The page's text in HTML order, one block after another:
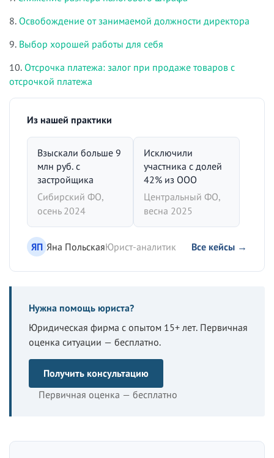
8. Освобождение от занимаемой должности директора
9. Выбор хорошей работы для себя
10. Отсрочка платежа: залог при продаже товаров с
отсрочкой платежа
Из нашей практики
Взыскали больше 9
млн руб. с
застройщика
Сибирский ФО,
осень 2024
Исключили
участника с долей
42% из ООО
Центральный ФО,
весна 2025
ЯП Яна ПольскаяЮрист-аналитик Все кейсы →
Нужна помощь юриста?
Юридическая фирма с опытом 15+ лет. Первичная
оценка ситуации — бесплатно.
Получить консультацию
Первичная оценка — бесплатно